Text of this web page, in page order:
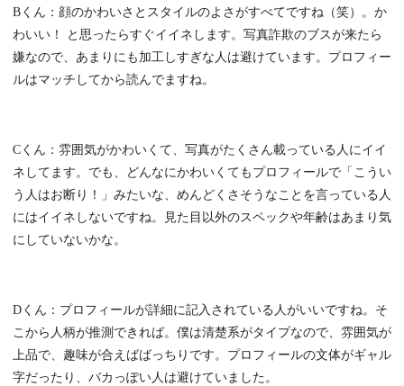
Bくん：顔のかわいさとスタイルのよさがすべてですね（笑）。か
わいい！ と思ったらすぐイイネします。写真詐欺のブスが来たら
嫌なので、あまりにも加工しすぎな人は避けています。プロフィー
ルはマッチしてから読んでますね。
Cくん：雰囲気がかわいくて、写真がたくさん載っている人にイイ
ネしてます。でも、どんなにかわいくてもプロフィールで「こうい
う人はお断り！」みたいな、めんどくさそうなことを言っている人
にはイイネしないですね。見た目以外のスペックや年齢はあまり気
にしていないかな。
Dくん：プロフィールが詳細に記入されている人がいいですね。そ
こから人柄が推測できれば。僕は清楚系がタイプなので、雰囲気が
上品で、趣味が合えばばっちりです。プロフィールの文体がギャル
字だったり、バカっぽい人は避けていました。